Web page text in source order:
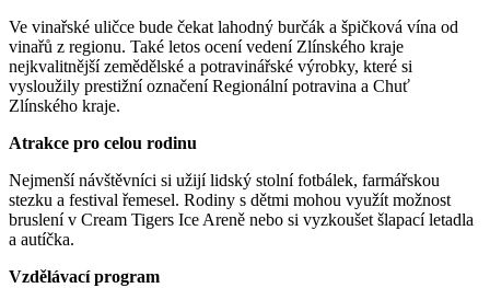
Ve vinařské uličce bude čekat lahodný burčák a špičková vína od
vinařů z regionu. Také letos ocení vedení Zlínského kraje
nejkvalitnější zemědělské a potravinářské výrobky, které si
vysloužily prestižní označení Regionální potravina a Chuť
Zlínského kraje.
Atrakce pro celou rodinu
Nejmenší návštěvníci si užijí lidský stolní fotbálek, farmářskou
stezku a festival řemesel. Rodiny s dětmi mohou využít možnost
bruslení v Cream Tigers Ice Areně nebo si vyzkoušet šlapací letadla
a autíčka.
Vzdělávací program